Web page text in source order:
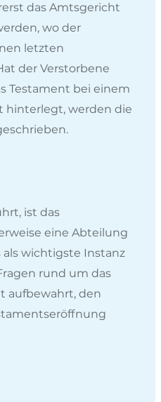
das Amtsgericht
wo der
letzten
der Verstorbene
Testament bei einem
hinterlegt, werden die
ist das
eine Abteilung
wichtigste Instanz
rund um das
aufbewahrt, den